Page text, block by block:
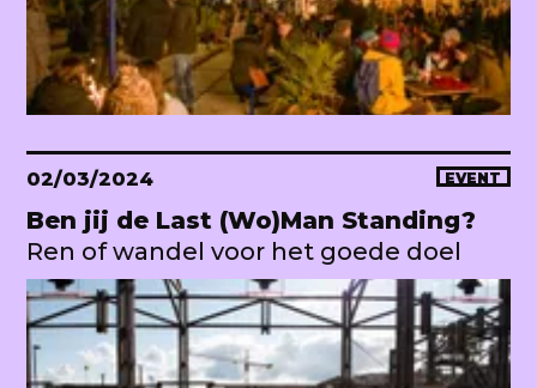
02/03/2024 EVENT
Ben jij de Last (Wo)Man Standing?
Ren of wandel voor het goede doel